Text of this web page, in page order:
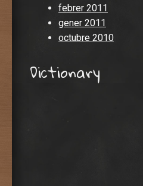
febrer 2011
gener 2011
octubre 2010
Dictionary